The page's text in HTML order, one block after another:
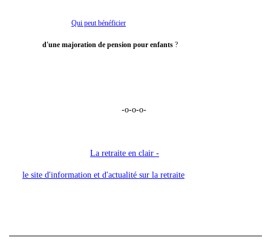
Qui peut bénéficier
d'une majoration de pension pour enfants ?
-o-o-o-
La retraite en clair -
le site d'information et d'actualité sur la retraite